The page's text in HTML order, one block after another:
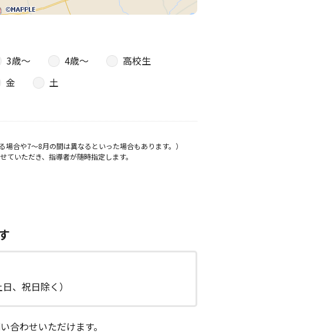
3歳〜 4歳〜
高校生
金
土
合や7～8月の間は異なるといった場合もあります。）
いただき、指導者が随時指定します。
、祝日除く）
合わせいただけます。